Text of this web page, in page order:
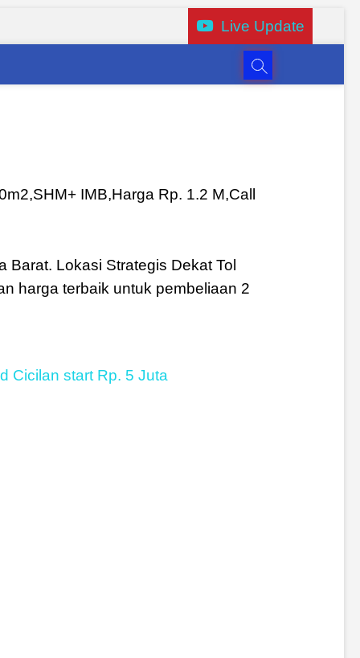
Live Update
IMB,Harga Rp. 1.2 M,Call
Lokasi Strategis Dekat Tol
harga terbaik untuk pembeliaan 2
Cicilan start Rp. 5 Juta